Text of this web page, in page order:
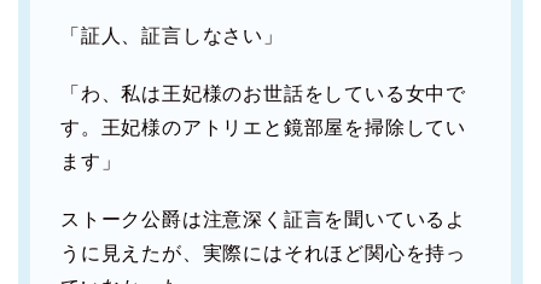
「証人、証言しなさい」
「わ、私は王妃様のお世話をしている女中で
す。王妃様のアトリエと鏡部屋を掃除してい
ます」
ストーク公爵は注意深く証言を聞いているよ
うに見えたが、実際にはそれほど関心を持っ